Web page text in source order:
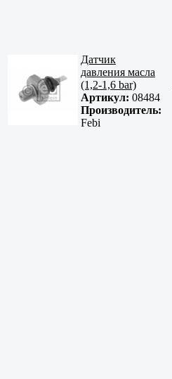
Датчик
давления масла
(1,2-1,6 bar)
Артикул: 08484
Производитель:
Febi